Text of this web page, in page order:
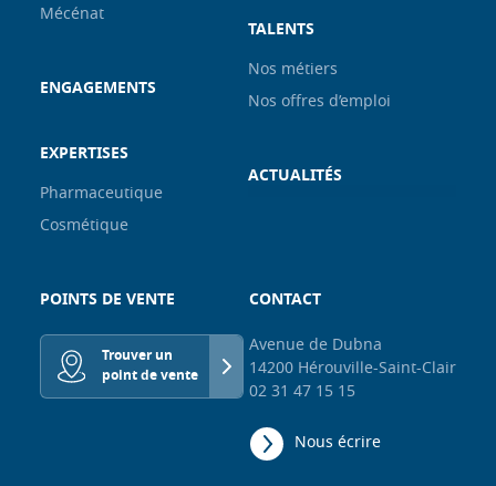
Mécénat
ENGAGEMENTS
EXPERTISES
Pharmaceutique
Cosmétique
TALENTS
Nos métiers
Nos offres d’emploi
ACTUALITÉS
POINTS DE VENTE
Trouver un
point de vente
CONTACT
Avenue de Dubna
14200 Hérouville-Saint-Clair
02 31 47 15 15
Nous écrire